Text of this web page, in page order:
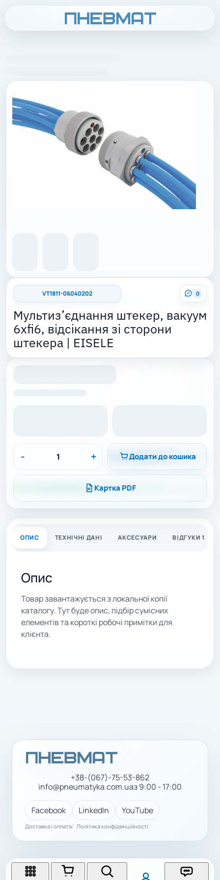
0
VT1811-06040202
Мультиз’єднання штекер, вакуум
6xfi6, відсікання зі сторони
штекера | EISELE
- + Додати до кошика
Картка PDF
ОПИС ТЕХНІЧНІ ДАНІ АКСЕСУАРИ ВІДГУКИ 1
Опис
Товар завантажується з локальної копії
каталогу. Тут буде опис, підбір сумісних
елементів та короткі робочі примітки для
клієнта.
+38-(067)-75-53-862
info@pneumatyka.com.uaз 9:00 - 17:00
Facebook LinkedIn YouTube
Доставка і оплата Політика конфіденційності